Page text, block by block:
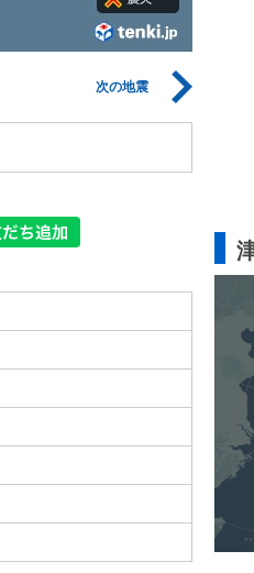
次の地震